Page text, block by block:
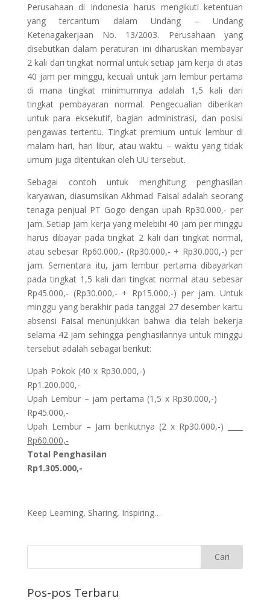
Perusahaan di Indonesia harus mengikuti ketentuan
yang tercantum dalam Undang – Undang
Ketenagakerjaan No. 13/2003. Perusahaan yang
disebutkan dalam peraturan ini diharuskan membayar
2 kali dari tingkat normal untuk setiap jam kerja di atas
40 jam per minggu, kecuali untuk jam lembur pertama
di mana tingkat minimumnya adalah 1,5 kali dari
tingkat pembayaran normal. Pengecualian diberikan
untuk para eksekutif, bagian administrasi, dan posisi
pengawas tertentu. Tingkat premium untuk lembur di
malam hari, hari libur, atau waktu – waktu yang tidak
umum juga ditentukan oleh UU tersebut.
Sebagai contoh untuk menghitung penghasilan
karyawan, diasumsikan Akhmad Faisal adalah seorang
tenaga penjual PT Gogo dengan upah Rp30.000,- per
jam. Setiap jam kerja yang melebihi 40 jam per minggu
harus dibayar pada tingkat 2 kali dari tingkat normal,
atau sebesar Rp60.000,- (Rp30.000,- + Rp30.000,-) per
jam. Sementara itu, jam lembur pertama dibayarkan
pada tingkat 1,5 kali dari tingkat normal atau sebesar
Rp45.000,- (Rp30.000,- + Rp15.000,-) per jam. Untuk
minggu yang berakhir pada tanggal 27 desember kartu
absensi Faisal menunjukkan bahwa dia telah bekerja
selama 42 jam sehingga penghasilannya untuk minggu
tersebut adalah sebagai berikut:
Upah Pokok (40 x Rp30.000,-)
Rp1.200.000,-
Upah Lembur – jam pertama (1,5 x Rp30.000,-)
Rp45.000,-
Upah Lembur – Jam berikutnya (2 x Rp30.000,-)
Rp60.000,-
Total Penghasilan
Rp1.305.000,-
Keep Learning, Sharing, Inspiring…
Pos-pos Terbaru